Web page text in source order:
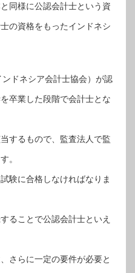
同様に公認会計士という資
の資格をもったインドネシ
ドネシア会計士協会）が認
卒業した段階で会計士とな
するもので、監査法人で監
。
験に合格しなければなりま
ることで公認会計士といえ
さらに一定の要件が必要と